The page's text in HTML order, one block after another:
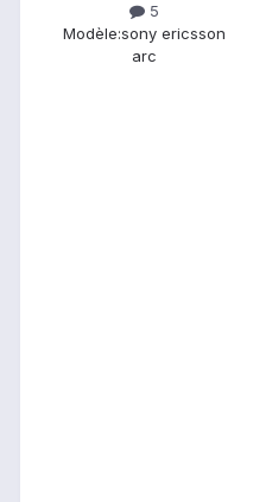
5
Modèle:sony ericsson
arc